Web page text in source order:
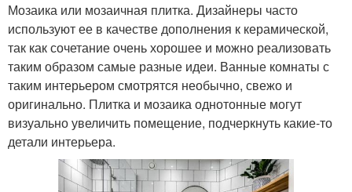
Мозаика или мозаичная плитка. Дизайнеры часто
используют ее в качестве дополнения к керамической,
так как сочетание очень хорошее и можно реализовать
таким образом самые разные идеи. Ванные комнаты с
таким интерьером смотрятся необычно, свежо и
оригинально. Плитка и мозаика однотонные могут
визуально увеличить помещение, подчеркнуть какие-то
детали интерьера.